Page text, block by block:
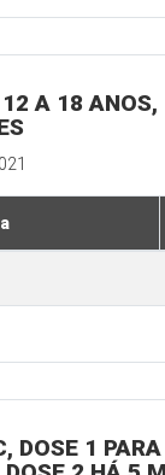
A 18
DOSE 1